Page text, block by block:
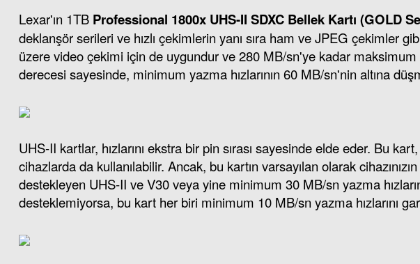
Lexar'ın 1TB Professional 1800x UHS-II SDXC Bellek Kartı (GOLD
deklanşör serileri ve hızlı çekimlerin yanı sıra ham ve JPEG çekimler
üzere video çekimi için de uygundur ve 280 MB/sn'ye kadar maksimum
derecesi sayesinde, minimum yazma hızlarının 60 MB/sn'nin altına
UHS-II kartlar, hızlarını ekstra bir pin sırası sayesinde elde eder. Bu
cihazlarda da kullanılabilir. Ancak, bu kartın varsayılan olarak
destekleyen UHS-II ve V30 veya yine minimum 30 MB/sn yazma
desteklemiyorsa, bu kart her biri minimum 10 MB/sn yazma hızlarını